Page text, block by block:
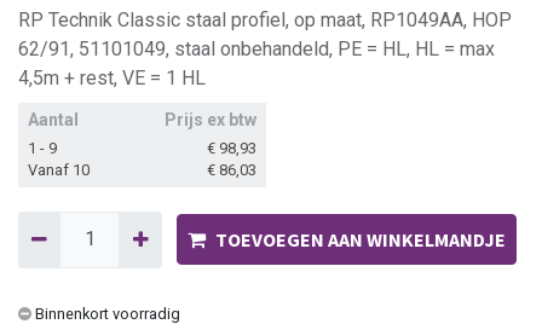
RP Technik Classic staal profiel, op maat, RP1049AA, HOP
62/91, 51101049, staal onbehandeld, PE = HL, HL = max
4,5m + rest, VE = 1 HL
Aantal Prijs ex btw
1 - 9 € 98,93
Vanaf 10
€ 86,03
TOEVOEGEN AAN WINKELMANDJE
Binnenkort voorradig